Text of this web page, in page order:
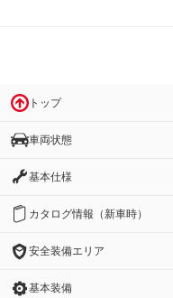
トップ
車両状態
基本仕様
カタログ情報（新車時）
安全装備エリア
基本装備